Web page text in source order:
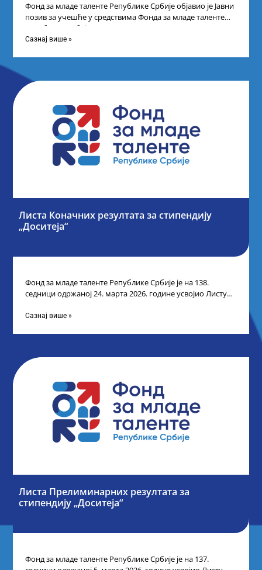
Фонд за младе таленте Републике Србије објавио је Јавни
позив за учешће у средствима Фонда за младе таленте
Републике Србије
Сазнај више »
Листа Коначних резултата за стипендију
„Доситеја“
Фонд за младе таленте Републике Србије је на 138.
седници одржаној 24. марта 2026. године усвојио Листу
Сазнај више »
Листа Прелиминарних резултата за
стипендију „Доситеја“
Фонд за младе таленте Републике Србије је на 137.